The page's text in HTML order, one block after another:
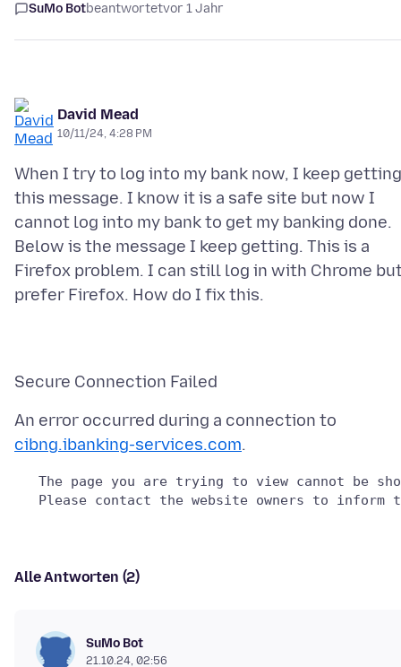
SuMo Botbeantwortetvor 1 Jahr
David Mead
10/11/24, 4:28 PM
When I try to log into my bank now, I keep getting
this message. I know it is a safe site but now I
cannot log into my bank to get my banking done.
Below is the message I keep getting. This is a
Firefox problem. I can still log in with Chrome
An error occurred during a connection to
cibng.ibanking-services.com
The page you are trying to view cannot be
Alle Antworten (2)
SuMo Bot
21.10.24, 02:56